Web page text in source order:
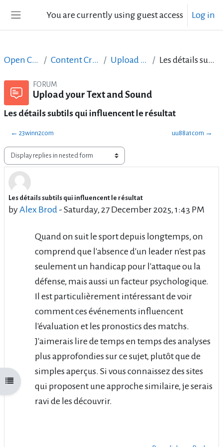
You are currently using guest access Log in
Open course index
Open Courses in English Content Creation course - June 2017 Upload your Text and Sound Les détails subtils qui influencent le résultat
FORUM
Upload your Text and Sound
Les détails subtils qui influencent le résultat
← 23winn2com uu88a1com →
Display mode
Les détails subtils qui influencent le résultat
byAlex Brod - Saturday, 27 December 2025, 1:43 PM
Number of replies: 127
Quand on suit le sport depuis longtemps, on
comprend que l'absence d'un leader n'est pas
seulement un handicap pour l'attaque ou la
défense, mais aussi un facteur psychologique.
Il est particulièrement intéressant de voir
comment ces événements influencent
l'évaluation et les pronostics des matchs.
J'aimerais lire de temps en temps des analyses
plus approfondies sur ce sujet, plutôt que de
simples aperçus. Si vous connaissez des sites
qui proposent une approche similaire, je serais
ravi de les découvrir.